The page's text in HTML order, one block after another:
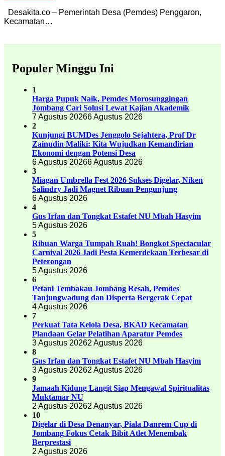
Desakita.co – Pemerintah Desa (Pemdes) Penggaron,
Kecamatan…
Populer Minggu Ini
1
Harga Pupuk Naik, Pemdes Morosunggingan
Jombang Cari Solusi Lewat Kajian Akademik
7 Agustus 20266 Agustus 2026
2
Kunjungi BUMDes Jenggolo Sejahtera, Prof Dr
Zainudin Maliki: Kita Wujudkan Kemandirian
Ekonomi dengan Potensi Desa
6 Agustus 20266 Agustus 2026
3
Miagan Umbrella Fest 2026 Sukses Digelar, Niken
Salindry Jadi Magnet Ribuan Pengunjung
6 Agustus 2026
4
Gus Irfan dan Tongkat Estafet NU Mbah Hasyim
5 Agustus 2026
5
Ribuan Warga Tumpah Ruah! Bongkot Spectacular
Carnival 2026 Jadi Pesta Kemerdekaan Terbesar di
Peterongan
5 Agustus 2026
6
Petani Tembakau Jombang Resah, Pemdes
Tanjungwadung dan Disperta Bergerak Cepat
4 Agustus 2026
7
Perkuat Tata Kelola Desa, BKAD Kecamatan
Plandaan Gelar Pelatihan Aparatur Pemdes
3 Agustus 20262 Agustus 2026
8
Gus Irfan dan Tongkat Estafet NU Mbah Hasyim
3 Agustus 20262 Agustus 2026
9
Jamaah Kidung Langit Siap Mengawal Spiritualitas
Muktamar NU
2 Agustus 20262 Agustus 2026
10
Digelar di Desa Denanyar, Piala Danrem Cup di
Jombang Fokus Cetak Bibit Atlet Menembak
Berprestasi
2 Agustus 2026